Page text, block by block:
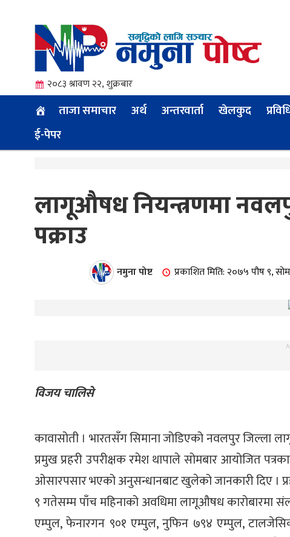
२०८३ श्रावण २२, शुक्रबार
ताजा समाचार अर्थ अन्तरवार्ता खेलकुद
ई-पेपर
लागूऔषध नियन्त्रणमा
पक्राउ
नमुना पोष्ट प्रकाशित मिति: २०७५ पौष ९,
विजय चालिसे
कावासोती । भारतसँग सिमाना जोडिएको नवलपुर जिल्ला
प्रमुख प्रहरी उपरीक्षक रमेश थापाले सोमबार आयोजित
ओसारपसार भएको अनुसन्धानबाट खुलेको जानकारी दिए ।
९ गतेसम्म पाँच महिनाको अवधिमा लागूऔषध कारोबारमा
एम्पुल, फेनारगन ९०१ एम्पुल, नुफिन ७९४ एम्पुल,